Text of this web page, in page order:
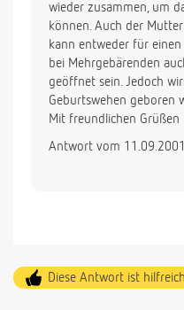
wieder zusammen, um
können. Auch der
kann entweder für
bei Mehrgebärenden
geöffnet sein. Jedoch
Geburtswehen geboren
Mit freundlichen Grüßen
Antwort vom 11.09.2001
Diese Antwort ist hilfreich